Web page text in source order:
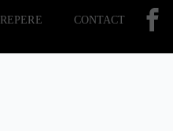
REPERE CONTACT